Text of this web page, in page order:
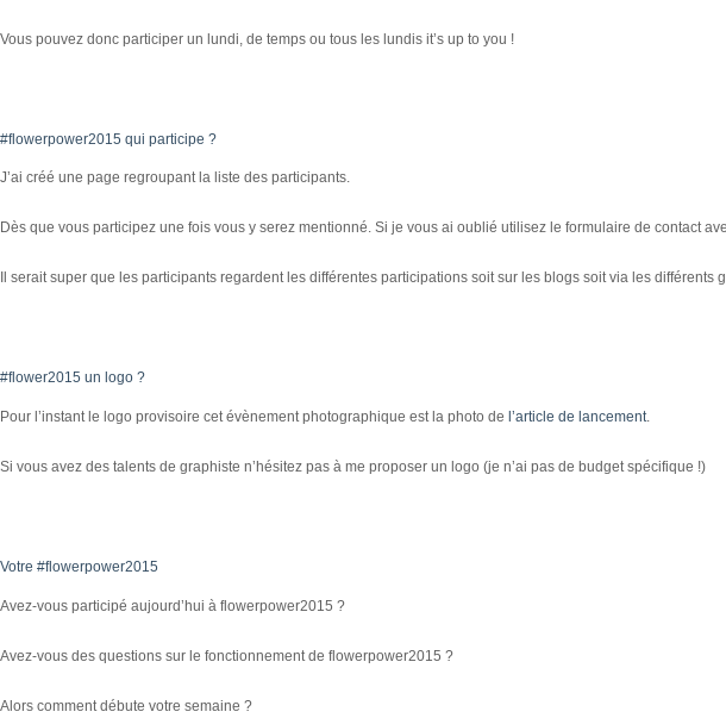
Vous pouvez donc participer un lundi, de temps ou tous les lundis it’s up to you !
#flowerpower2015 qui participe ?
J’ai créé une page regroupant la liste des participants.
Dès que vous participez une fois vous y serez mentionné. Si je vous ai oublié utilisez le formulaire de contact
Il serait super que les participants regardent les différentes participations soit sur les blogs soit via les différents
#flower2015 un logo ?
Pour l’instant le logo provisoire cet évènement photographique est la photo de l’article de lancement.
Si vous avez des talents de graphiste n’hésitez pas à me proposer un logo (je n’ai pas de budget spécifique !)
Votre #flowerpower2015
Avez-vous participé aujourd’hui à flowerpower2015 ?
Avez-vous des questions sur le fonctionnement de flowerpower2015 ?
Alors comment débute votre semaine ?